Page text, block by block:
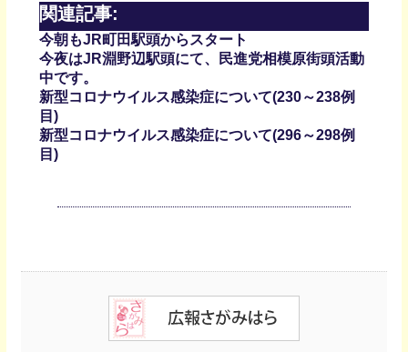
関連記事:
今朝もJR町田駅頭からスタート
今夜はJR淵野辺駅頭にて、民進党相模原街頭活動
中です。
新型コロナウイルス感染症について(230～238例
目)
新型コロナウイルス感染症について(296～298例
目)